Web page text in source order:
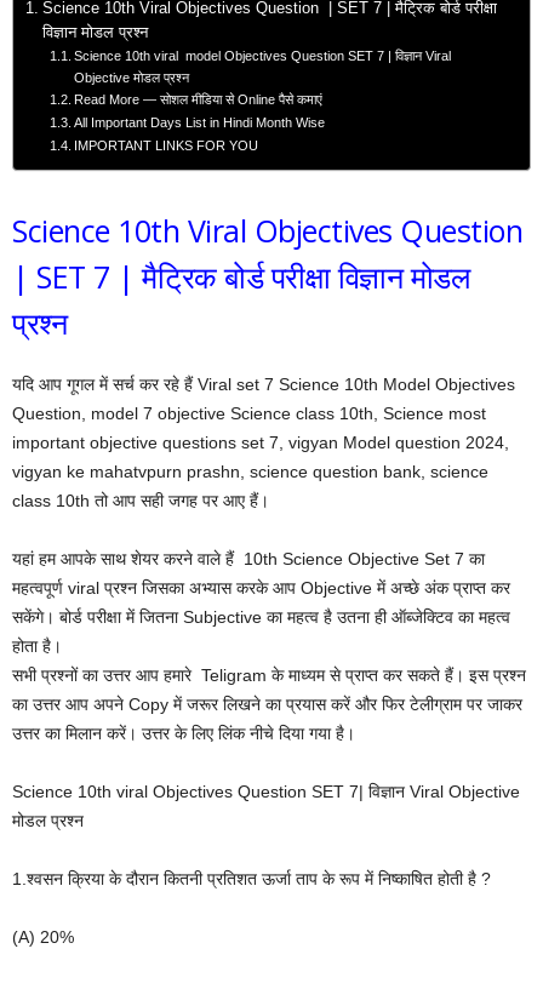
Science 10th Viral Objectives Question | SET 7 | मैट्रिक बोर्ड परीक्षा
विज्ञान मोडल प्रश्न
Science 10th viral model Objectives Question SET 7 | विज्ञान Viral
Objective मोडल प्रश्न
Read More — सोशल मीडिया से Online पैसे कमाएं
All Important Days List in Hindi Month Wise
IMPORTANT LINKS FOR YOU
Science 10th Viral Objectives Question
| SET 7 | मैट्रिक बोर्ड परीक्षा विज्ञान मोडल
प्रश्न
यदि आप गूगल में सर्च कर रहे हैं Viral set 7 Science 10th Model Objectives
Question, model 7 objective Science class 10th, Science most
important objective questions set 7, vigyan Model question 2024,
vigyan ke mahatvpurn prashn, science question bank, science
class 10th तो आप सही जगह पर आए हैं।
यहां हम आपके साथ शेयर करने वाले हैं 10th Science Objective Set 7 का
महत्वपूर्ण viral प्रश्न जिसका अभ्यास करके आप Objective में अच्छे अंक प्राप्त कर
सकेंगे। बोर्ड परीक्षा में जितना Subjective का महत्व है उतना ही ऑब्जेक्टिव का महत्व
होता है।
सभी प्रश्नों का उत्तर आप हमारे Teligram के माध्यम से प्राप्त कर सकते हैं। इस प्रश्न
का उत्तर आप अपने Copy में जरूर लिखने का प्रयास करें और फिर टेलीग्राम पर जाकर
उत्तर का मिलान करें। उत्तर के लिए लिंक नीचे दिया गया है।
Science 10th viral Objectives Question SET 7| विज्ञान Viral Objective
मोडल प्रश्न
1. श्वसन क्रिया के दौरान कितनी प्रतिशत ऊर्जा ताप के रूप में निष्काषित होती है ?
(A) 20%